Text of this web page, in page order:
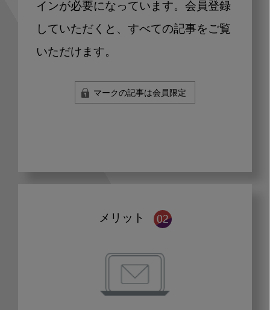
インが必要になっています。会員登録
していただくと、すべての記事をご覧
いただけます。
マークの記事は会員限定
メリット